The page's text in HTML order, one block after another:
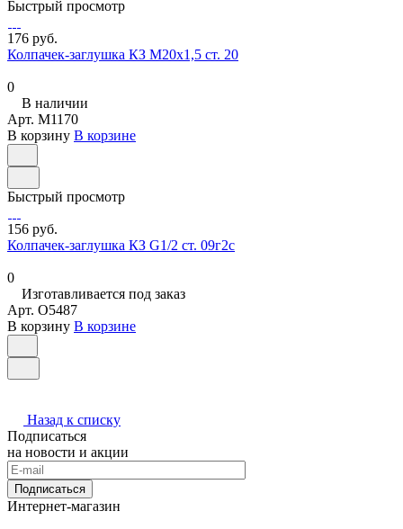
Быстрый просмотр
176 руб.
Колпачек-заглушка КЗ М20х1,5 ст. 20
0
В наличии
Арт. M1170
В корзину В корзине
Быстрый просмотр
156 руб.
Колпачек-заглушка КЗ G1/2 ст. 09г2с
0
Изготавливается под заказ
Арт. O5487
В корзину В корзине
Назад к списку
Подписаться
на новости и акции
Подписаться
Интернет-магазин